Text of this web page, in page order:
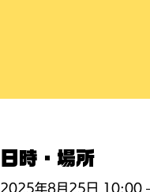
日時・場所
2025年8月25日 10:00